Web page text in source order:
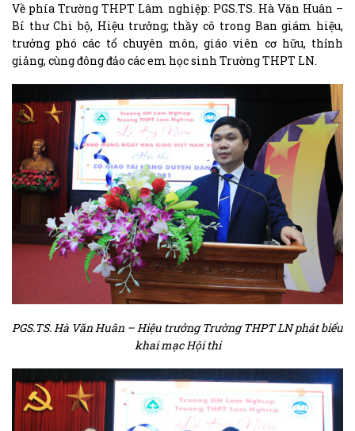
Về phía Trường THPT Lâm nghiệp: PGS.TS. Hà Văn Huân –
Bí thư Chi bộ, Hiệu trưởng; thầy cô trong Ban giám hiệu,
trưởng phó các tổ chuyên môn, giáo viên cơ hữu, thỉnh
giảng, cùng đông đảo các em học sinh Trường THPT LN.
PGS.TS. Hà Văn Huân – Hiệu trưởng Trường THPT LN phát biểu
khai mạc Hội thi